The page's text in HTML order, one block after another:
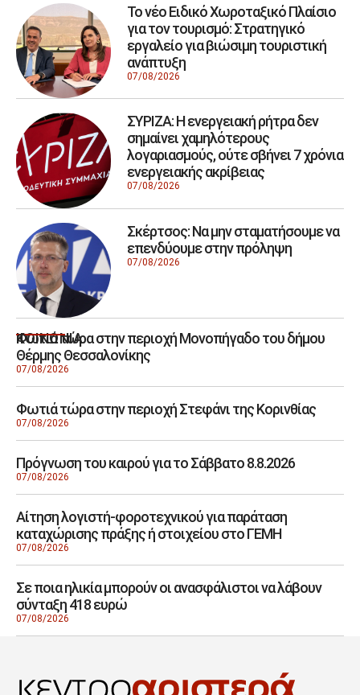
Το νέο Ειδικό Χωροταξικό Πλαίσιο
για τον τουρισμό: Στρατηγικό
εργαλείο για βιώσιμη τουριστική
ανάπτυξη
07/08/2026
ΣΥΡΙΖΑ: Η ενεργειακή ρήτρα δεν
σημαίνει χαμηλότερους
λογαριασμούς, ούτε σβήνει 7 χρόνια
ενεργειακής ακρίβειας
07/08/2026
Σκέρτσος: Να μην σταματήσουμε να
επενδύουμε στην πρόληψη
07/08/2026
ΚΟΙΝΩΝΙΑ
Φωτιά τώρα στην περιοχή Μονοπήγαδο του δήμου
Θέρμης Θεσσαλονίκης
07/08/2026
Φωτιά τώρα στην περιοχή Στεφάνι της Κορινθίας
07/08/2026
Πρόγνωση του καιρού για το Σάββατο 8.8.2026
07/08/2026
Αίτηση λογιστή-φοροτεχνικού για παράταση
καταχώρισης πράξης ή στοιχείου στο ΓΕΜΗ
07/08/2026
Σε ποια ηλικία μπορούν οι ανασφάλιστοι να λάβουν
σύνταξη 418 ευρώ
07/08/2026